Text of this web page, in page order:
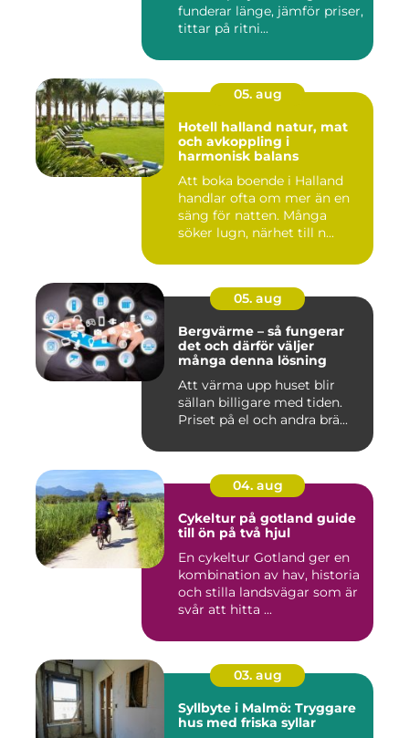
funderar länge, jämför priser,
tittar på ritni...
05. aug
Hotell halland natur, mat
och avkoppling i
harmonisk balans
Att boka boende i Halland
handlar ofta om mer än en
säng för natten. Många
söker lugn, närhet till n...
05. aug
Bergvärme – så fungerar
det och därför väljer
många denna lösning
Att värma upp huset blir
sällan billigare med tiden.
Priset på el och andra brä...
04. aug
Cykeltur på gotland guide
till ön på två hjul
En cykeltur Gotland ger en
kombination av hav, historia
och stilla landsvägar som är
svår att hitta ...
03. aug
Syllbyte i Malmö: Tryggare
hus med friska syllar